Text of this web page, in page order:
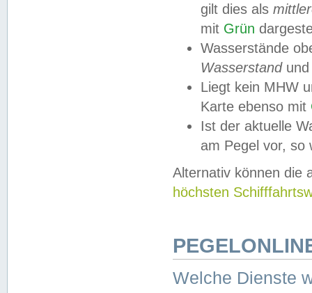
gilt dies als
mit Grün
Wasserstände
Wasserstandund
Liegt kein MHW
Karte ebenso mit
Ist der aktuelle
am Pegel vor,
Alternativ können die
höchsten
Welche Dienste